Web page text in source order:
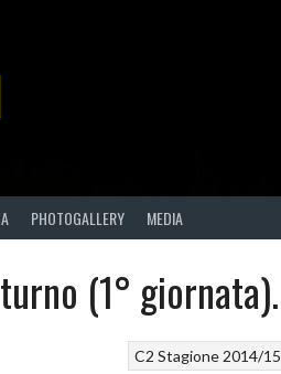
PHOTOGALLERY MEDIA
(1° giornata).
C2 Stagione 2014/15